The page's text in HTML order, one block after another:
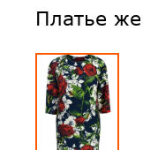
Платье